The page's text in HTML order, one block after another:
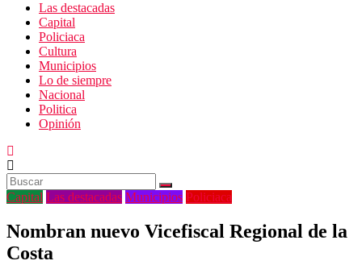
Las destacadas
Capital
Policiaca
Cultura
Municipios
Lo de siempre
Nacional
Politica
Opinión
Capital Las destacadas Municipios Policiaca
Nombran nuevo Vicefiscal Regional de la
Costa